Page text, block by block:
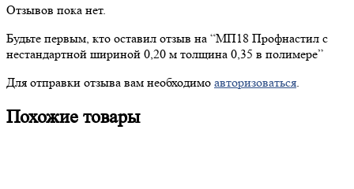
Отзывов пока нет.
Будьте первым, кто оставил отзыв на “МП18 Профнастил с
нестандартной шириной 0,20 м толщина 0,35 в полимере”
Для отправки отзыва вам необходимо авторизоваться.
Похожие товары